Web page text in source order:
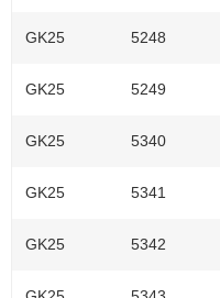
GK25 5248
GK25 5249
GK25 5340
GK25 5341
GK25 5342